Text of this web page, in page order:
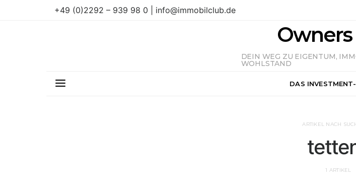
+49 (0)2292 – 939 98 0 | info@immobilclub.de
DEIN WEG ZU EIGENTUM,
WOHLSTAND
DAS
ARTIKEL NACH
1 ARTIKEL